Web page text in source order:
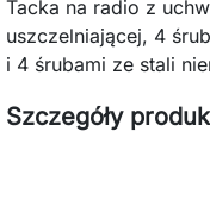
Tacka na radio z
uszczelniającej, 4
i 4 śrubami ze stali
Szczegóły